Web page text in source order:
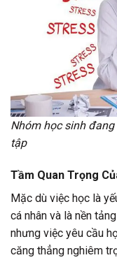
Nhóm học sinh
tập
Tầm Quan Trọng
Mặc dù việc học là
cá nhân và là nền
nhưng việc yêu cầu
căng thẳng nghiêm